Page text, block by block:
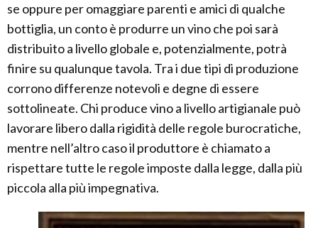
se oppure per omaggiare parenti e amici di qualche
bottiglia, un conto è produrre un vino che poi sarà
distribuito a livello globale e, potenzialmente, potrà
finire su qualunque tavola. Tra i due tipi di produzione
corrono differenze notevoli e degne di essere
sottolineate. Chi produce vino a livello artigianale può
lavorare libero dalla rigidità delle regole burocratiche,
mentre nell’altro caso il produttore è chiamato a
rispettare tutte le regole imposte dalla legge, dalla più
piccola alla più impegnativa.